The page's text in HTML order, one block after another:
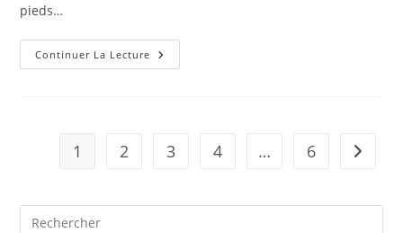
pieds…
Continuer La Lecture 27
Janvier
Indonésie
Equateur
1 2 3 4 … 6 Aller à